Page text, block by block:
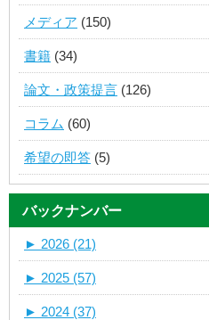
メディア (150)
書籍 (34)
論文・政策提言 (126)
コラム (60)
希望の即答 (5)
バックナンバー
► 2026 (21)
► 2025 (57)
► 2024 (37)